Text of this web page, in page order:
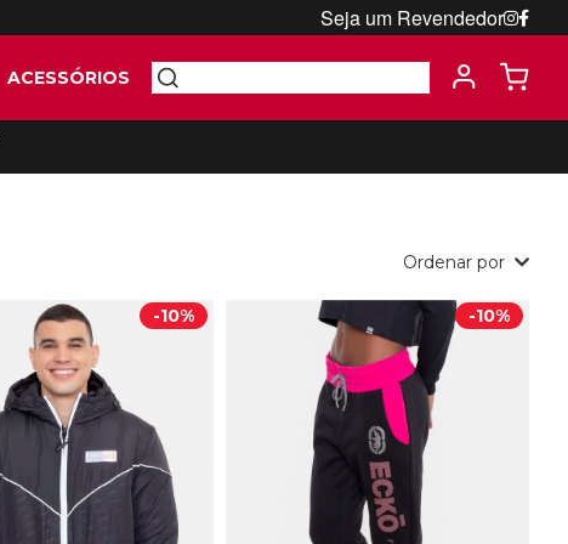
Seja um Revendedor
ACESSÓRIOS
Ordenar por
-10% -10%